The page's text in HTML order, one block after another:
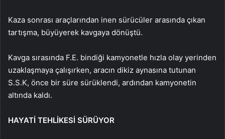
Kaza sonrası araçlarından inen sürücüler arasında çıkan
tartışma, büyüyerek kavgaya dönüştü.
Kavga sırasında F.E. bindiği kamyonetle hızla olay yerinden
uzaklaşmaya çalışırken, aracın dikiz aynasına tutunan
S.S.K, önce bir süre sürüklendi, ardından kamyonetin
altında kaldı.
HAYATİ TEHLİKESİ SÜRÜYOR